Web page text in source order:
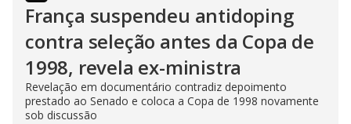
França suspendeu antidoping
contra seleção antes da Copa de
1998, revela ex-ministra
Revelação em documentário contradiz depoimento
prestado ao Senado e coloca a Copa de 1998 novamente
sob discussão